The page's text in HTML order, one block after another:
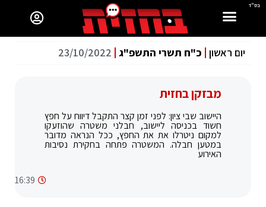
בס"ד
יום ראשון כ"ח תשרי התשפ"ג 23/10/2022
מבזקן בחזית
היישוב שבי ציון: לפני זמן קצר התקבל דיווח על חפץ
חשוד בכניסה ליישוב, חבלני משטרה שהוזעקו
למקום ניטרלו את את החפץ, ככל הנראה מדובר
במטען חבלה. המשטרה פתחה בחקירת נסיבות
האירוע
16:39